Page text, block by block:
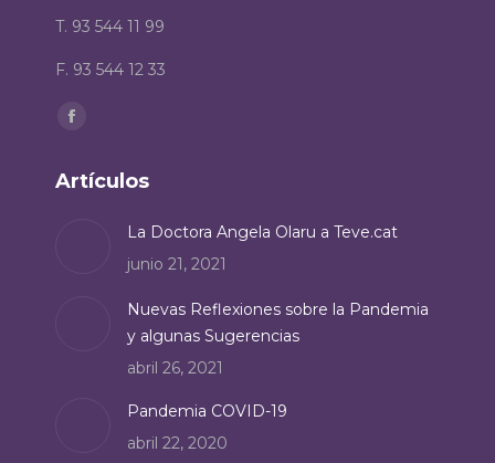
T. 93 544 11 99
F. 93 544 12 33
Encuéntranos en:
opens
window
Artículos
La Doctora Angela Olaru a Teve.cat
junio 21, 2021
Nuevas Reflexiones sobre la Pandemia
y algunas Sugerencias
abril 26, 2021
Pandemia COVID-19
abril 22, 2020